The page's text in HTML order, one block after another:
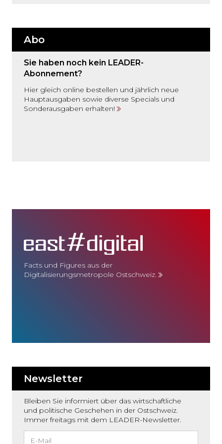
Abo
Sie haben noch kein LEADER-
Abonnement?
Hier gleich online bestellen und jährlich neue
Hauptausgaben sowie diverse Specials und
Sonderausgaben erhalten!
Facts und Figures aus der
Digitalisierungsmetropole Ostschweiz.
Newsletter
Bleiben Sie informiert über das wirtschaftliche
und politische Geschehen in der Ostschweiz.
Immer freitags mit dem LEADER-Newsletter.